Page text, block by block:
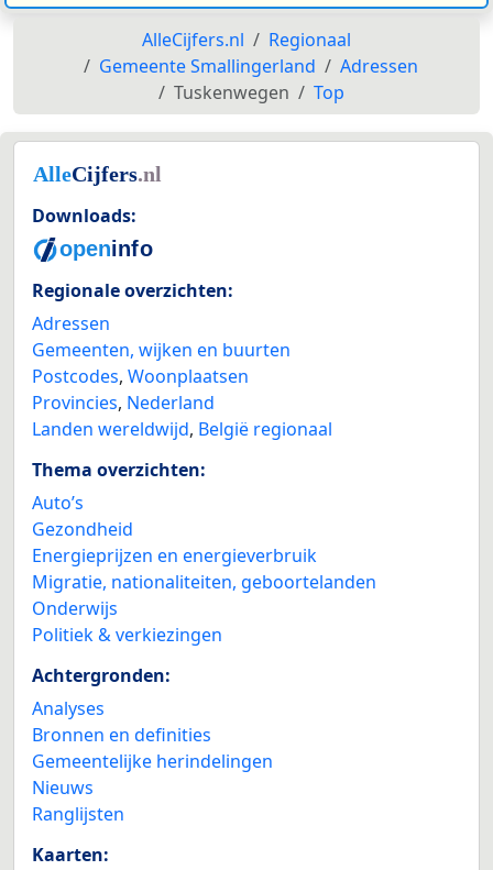
AlleCijfers.nl
Regionaal
Gemeente Smallingerland
Adressen
Tuskenwegen
Top
Downloads:
Regionale overzichten:
Adressen
Gemeenten, wijken en buurten
Postcodes, Woonplaatsen
Provincies, Nederland
Landen wereldwijd, België regionaal
Thema overzichten:
Auto’s
Gezondheid
Energieprijzen en energieverbruik
Migratie, nationaliteiten, geboortelanden
Onderwijs
Politiek & verkiezingen
Achtergronden:
Analyses
Bronnen en definities
Gemeentelijke herindelingen
Nieuws
Ranglijsten
Kaarten: